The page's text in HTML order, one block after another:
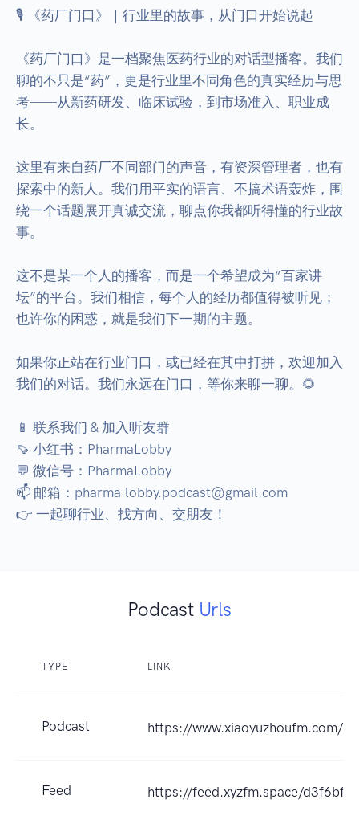
🎙️ 《药厂门口》｜行业里的故事，从门口开始说起
《药厂门口》是一档聚焦医药行业的对话型播客。我们
聊的不只是“药”，更是行业里不同角色的真实经历与思
考——从新药研发、临床试验，到市场准入、职业成
长。
这里有来自药厂不同部门的声音，有资深管理者，也有
探索中的新人。我们用平实的语言、不搞术语轰炸，围
绕一个话题展开真诚交流，聊点你我都听得懂的行业故
事。
这不是某一个人的播客，而是一个希望成为“百家讲
坛”的平台。我们相信，每个人的经历都值得被听见；
也许你的困惑，就是我们下一期的主题。
如果你正站在行业门口，或已经在其中打拼，欢迎加入
我们的对话。我们永远在门口，等你来聊一聊。🌻
📱 联系我们 & 加入听友群
🍠 小红书：PharmaLobby
💬 微信号：PharmaLobby
📫 邮箱：pharma.lobby.podcast@gmail.com
👉 一起聊行业、找方向、交朋友！
Podcast Urls
TYPE LINK
Podcast https://www.xiaoyuzhoufm.com/
Feed https://feed.xyzfm.space/